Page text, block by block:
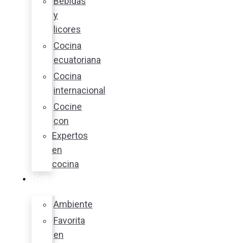
y
licores
Cocina
ecuatoriana
Cocina
internacional
Cocine
con
Expertos
en
cocina
Ambiente
Favorita
en